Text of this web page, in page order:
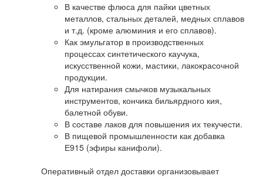
В качестве флюса для пайки цветных
металлов, стальных деталей, медных сплавов
и т.д. (кроме алюминия и его сплавов).
Как эмульгатор в производственных
процессах синтетического каучука,
искусственной кожи, мастики, лакокрасочной
продукции.
Для натирания смычков музыкальных
инструментов, кончика бильярдного кия,
балетной обуви.
В составе лаков для повышения их текучести.
В пищевой промышленности как добавка
Е915 (эфиры канифоли).
Оперативный отдел доставки организовывает